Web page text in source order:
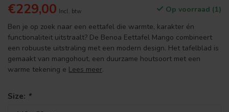
€229,00 Incl. btw
Op voorraad (1)
Ben je op zoek naar een eettafel die warmte, karakter én
functionaliteit uitstraalt? De Benoa Eettafel Mango combineert
een robuuste uitstraling met een modern design. Het tafelblad is
gemaakt van mangohout, een duurzame houtsoort met een
warme tekening e Lees meer.
Size: *